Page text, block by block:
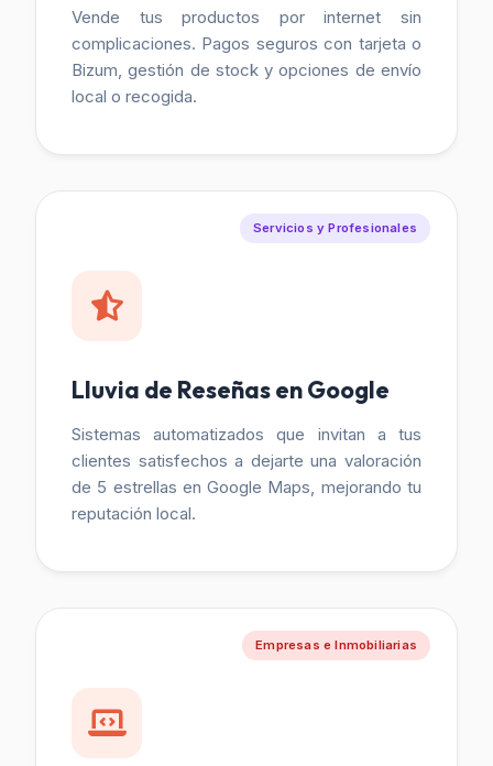
Vende tus productos por internet sin
complicaciones. Pagos seguros con tarjeta o
Bizum, gestión de stock y opciones de envío
local o recogida.
Servicios y Profesionales
Lluvia de Reseñas en Google
Sistemas automatizados que invitan a tus
clientes satisfechos a dejarte una valoración
de 5 estrellas en Google Maps, mejorando tu
reputación local.
Empresas e Inmobiliarias